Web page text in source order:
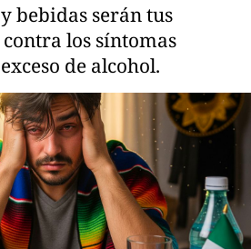
bebidas serán tus
los síntomas
de alcohol.